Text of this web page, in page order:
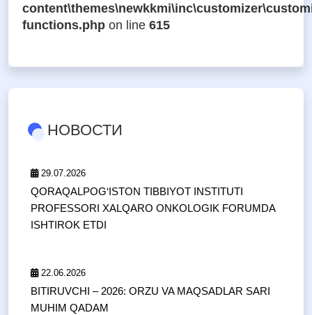
functions.php on line 615
НОВОСТИ
29.07.2026
QORAQALPOG‘ISTON TIBBIYOT INSTITUTI
PROFESSORI XALQARO ONKOLOGIK FORUMDA
ISHTIROK ETDI
22.06.2026
BITIRUVCHI – 2026: ORZU VA MAQSADLAR SARI
MUHIM QADAM